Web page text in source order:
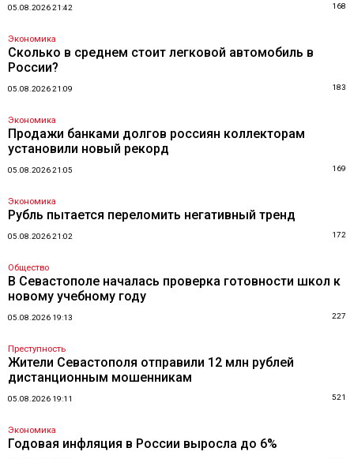
05.08.2026 21:42 168
Экономика
Сколько в среднем стоит легковой автомобиль в
России?
05.08.2026 21:09 183
Экономика
Продажи банками долгов россиян коллекторам
установили новый рекорд
05.08.2026 21:05 169
Экономика
Рубль пытается переломить негативный тренд
05.08.2026 21:02 172
Общество
В Севастополе началась проверка готовности школ к
новому учебному году
05.08.2026 19:13 227
Преступность
Жители Севастополя отправили 12 млн рублей
дистанционным мошенникам
05.08.2026 19:11 521
Экономика
Годовая инфляция в России выросла до 6%